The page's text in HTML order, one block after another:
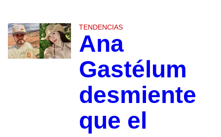
TENDENCIAS
Ana
Gastélum
desmiente
que el